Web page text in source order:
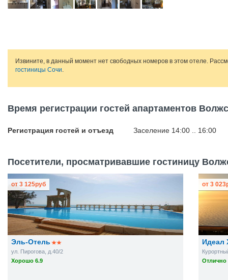
Извините, в данный момент нет свободных номеров в этом отеле.
гостиницы Сочи.
Время регистрации гостей апартаментов
Регистрация гостей и отъезд Заселение 14:00 .. 16:00
Посетители, просматривавшие гостиницу
Эль-Отель
ул. Пирогова, д.40/2
Хорошо 6.9
от 3 125руб
Идеал
Отлично
от 3 023